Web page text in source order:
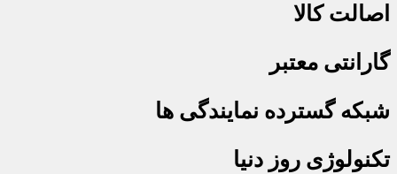
اصالت کالا
گارانتی معتبر
شبکه گسترده نمایندگی ها
تکنولوژی روز دنیا